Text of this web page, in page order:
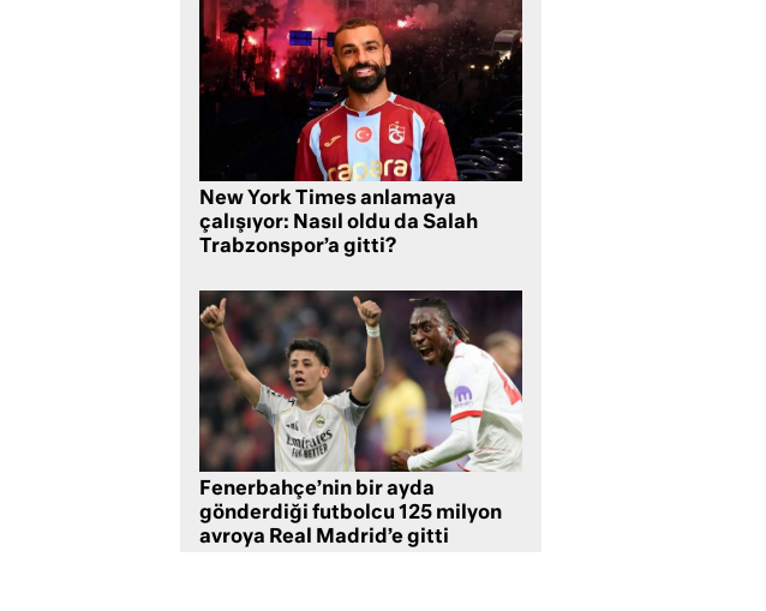
New York Times anlamaya
çalışıyor: Nasıl oldu da Salah
Trabzonspor’a gitti?
Fenerbahçe’nin bir ayda
gönderdiği futbolcu 125 milyon
avroya Real Madrid’e gitti